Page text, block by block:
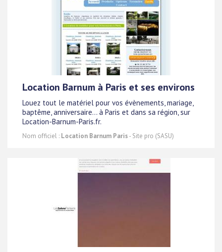
Location Barnum à Paris et ses environs
Louez tout le matériel pour vos évènements, mariage,
baptême, anniversaire... à Paris et dans sa région, sur
Location-Barnum-Paris.fr.
Nom officiel : Location Barnum Paris- Site pro (SASU)